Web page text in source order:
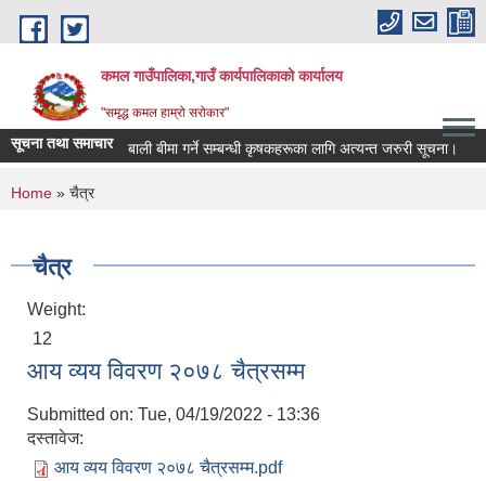
Skip to main content
कमल गाउँपालिका,गाउँ कार्यपालिकाको कार्यालय
"समृद्ध कमल हाम्रो सरोकार"
सूचना तथा समाचार बाली बीमा गर्ने सम्बन्धी कृषकहरूका लागि अत्यन्त जरुरी सूचना।
You are here
Home » चैत्र
चैत्र
Weight:
12
आय व्यय विवरण २०७८ चैत्रसम्म
Submitted on: Tue, 04/19/2022 - 13:36
दस्तावेज:
आय व्यय विवरण २०७८ चैत्रसम्म.pdf